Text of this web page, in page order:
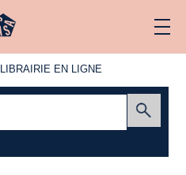
LIBRAIRIE
LIBRAIRIE EN LIGNE